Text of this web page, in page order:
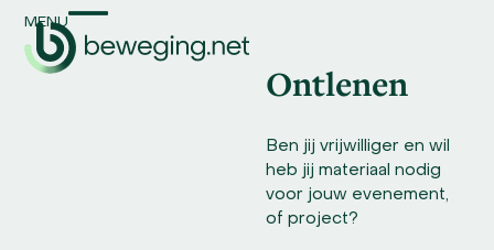
content
MENU
Open
Close
Ontlenen
Ben jij vrijwilliger en wil
heb jij materiaal nodig
voor jouw evenement,
of project?